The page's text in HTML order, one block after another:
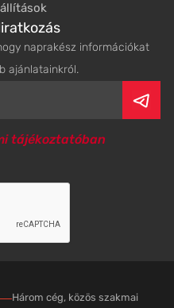
naprakész információkat
ajánlatainkról.
tájékoztatóban
Három cég, közös szakmai